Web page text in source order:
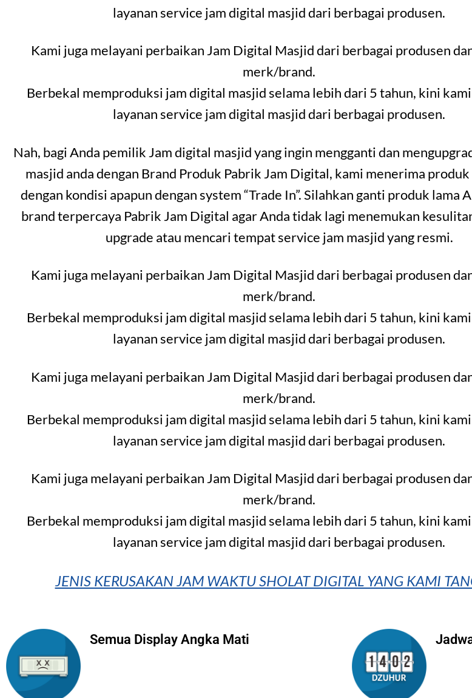
layanan service jam digital masjid dari berbagai produsen.
Kami juga melayani perbaikan Jam Digital Masjid dari berbagai produsen
merk/brand.
Berbekal memproduksi jam digital masjid selama lebih dari 5 tahun, kini
layanan service jam digital masjid dari berbagai produsen.
Nah, bagi Anda pemilik Jam digital masjid yang ingin mengganti dan
masjid anda dengan Brand Produk Pabrik Jam Digital, kami menerima produk
dengan kondisi apapun dengan system “Trade In”. Silahkan ganti produk lama
brand terpercaya Pabrik Jam Digital agar Anda tidak lagi menemukan
upgrade atau mencari tempat service jam masjid yang resmi.
Kami juga melayani perbaikan Jam Digital Masjid dari berbagai produsen
merk/brand.
Berbekal memproduksi jam digital masjid selama lebih dari 5 tahun, kini
layanan service jam digital masjid dari berbagai produsen.
Kami juga melayani perbaikan Jam Digital Masjid dari berbagai produsen
merk/brand.
Berbekal memproduksi jam digital masjid selama lebih dari 5 tahun, kini
layanan service jam digital masjid dari berbagai produsen.
Kami juga melayani perbaikan Jam Digital Masjid dari berbagai produsen
merk/brand.
Berbekal memproduksi jam digital masjid selama lebih dari 5 tahun, kini
layanan service jam digital masjid dari berbagai produsen.
JENIS KERUSAKAN JAM WAKTU SHOLAT DIGITAL YANG KAMI
Semua Display Angka Mati